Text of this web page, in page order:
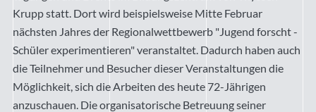
Krupp statt. Dort wird beispielsweise Mitte Februar
nächsten Jahres der Regionalwettbewerb "Jugend forscht -
Schüler experimentieren" veranstaltet. Dadurch haben auch
die Teilnehmer und Besucher dieser Veranstaltungen die
Möglichkeit, sich die Arbeiten des heute 72-Jährigen
anzuschauen. Die organisatorische Betreuung seiner